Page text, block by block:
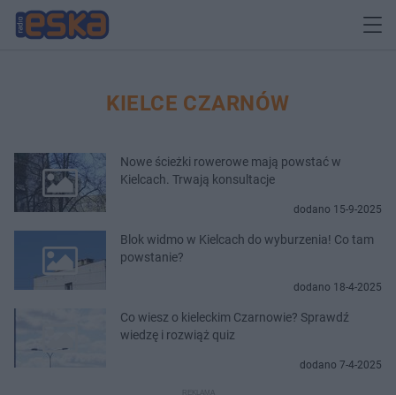
KIELCE CZARNÓW
Nowe ścieżki rowerowe mają powstać w
Kielcach. Trwają konsultacje
dodano 15-9-2025
Blok widmo w Kielcach do wyburzenia! Co tam
powstanie?
dodano 18-4-2025
Co wiesz o kieleckim Czarnowie? Sprawdź
wiedzę i rozwiąż quiz
dodano 7-4-2025